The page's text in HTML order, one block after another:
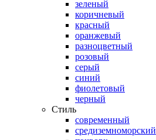
зеленый
коричневый
красный
оранжевый
разноцветный
розовый
серый
синий
фиолетовый
черный
Стиль
современный
средиземноморский